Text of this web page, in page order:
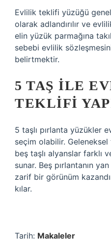
Evlilik teklifi yüzüğü
olarak adlandırılır ve
elin yüzük parmağına
sebebi evlilik
belirtmektir.
5 TAŞ ILE
TEKLIFI
5 taşlı pırlanta yüzükler
seçim olabilir.
beş taşlı alyanslar farklı
sunar. Beş pırlantanın
zarif bir görünüm
kılar.
Tarih: Makaleler